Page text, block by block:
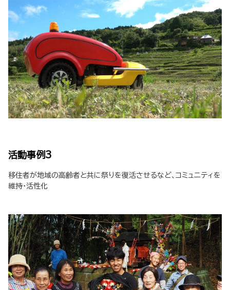
活動事例3
移住者が地域の高齢者と共に祭りを復活させるなど、コミュニティを
維持・活性化